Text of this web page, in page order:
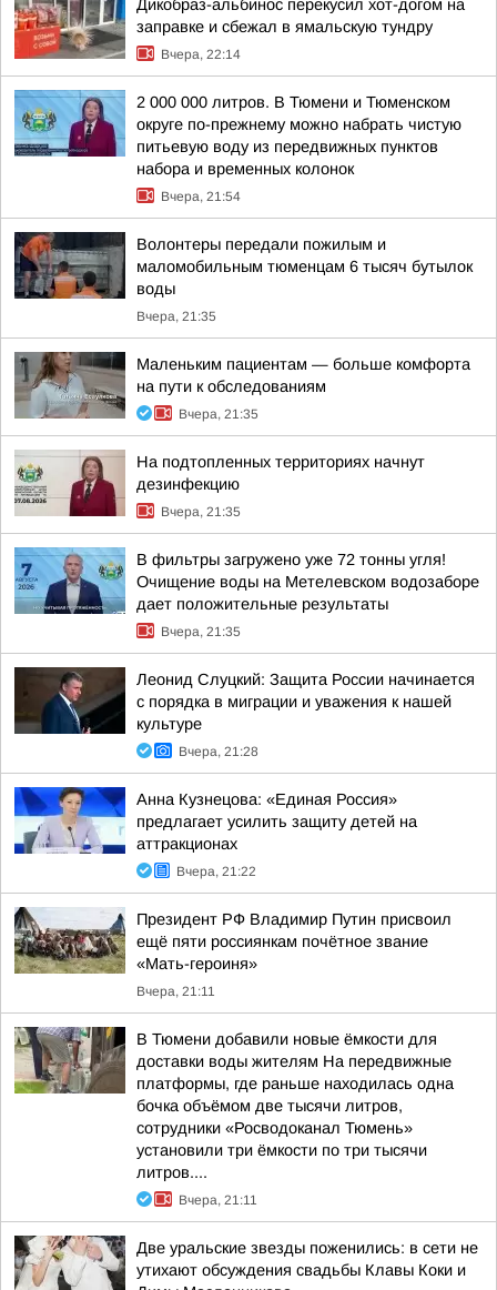
Дикобраз-альбинос перекусил хот-догом на
заправке и сбежал в ямальскую тундру
Вчера, 22:14
2 000 000 литров. В Тюмени и Тюменском
округе по-прежнему можно набрать чистую
питьевую воду из передвижных пунктов
набора и временных колонок
Вчера, 21:54
Волонтеры передали пожилым и
маломобильным тюменцам 6 тысяч бутылок
воды
Вчера, 21:35
Маленьким пациентам — больше комфорта
на пути к обследованиям
Вчера, 21:35
На подтопленных территориях начнут
дезинфекцию
Вчера, 21:35
В фильтры загружено уже 72 тонны угля!
Очищение воды на Метелевском водозаборе
дает положительные результаты
Вчера, 21:35
Леонид Слуцкий: Защита России начинается
с порядка в миграции и уважения к нашей
культуре
Вчера, 21:28
Анна Кузнецова: «Единая Россия»
предлагает усилить защиту детей на
аттракционах
Вчера, 21:22
Президент РФ Владимир Путин присвоил
ещё пяти россиянкам почётное звание
«Мать-героиня»
Вчера, 21:11
В Тюмени добавили новые ёмкости для
доставки воды жителям На передвижные
платформы, где раньше находилась одна
бочка объёмом две тысячи литров,
сотрудники «Росводоканал Тюмень»
установили три ёмкости по три тысячи
литров....
Вчера, 21:11
Две уральские звезды поженились: в сети не
утихают обсуждения свадьбы Клавы Коки и